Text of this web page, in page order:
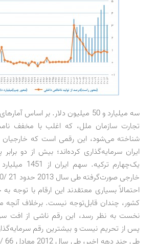
سه میلیارد و 50 میلیون دلار. بر اساس
تجارت سازمان ملل، که اغلب با مخفف
ایران سرمایه‌گذاری کرده‌اند؛ بیش از دو
یک‌چهارم ترکیه.
احتمالاً بسیاری معتقدند این ارقام با توجه
کشور، چندان قابل‌توجه نیست. برخلاف آنچه
نخست به نظر رسد، این رقم ناشی از افت
پس از تحریم نیست و بیشترین رقم